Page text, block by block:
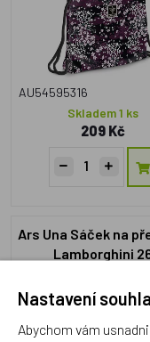
AU54595316
Skladem 1 ks
209 Kč
Ars Una Sáček na
Lamborghini
NOVINKA
Nastavení
Abychom vám